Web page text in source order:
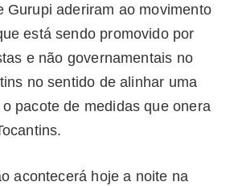
Gurupi aderiram ao movimento
está sendo promovido por
e não governamentais no
no sentido de alinhar uma
pacote de medidas que onera
acontecerá hoje a noite na